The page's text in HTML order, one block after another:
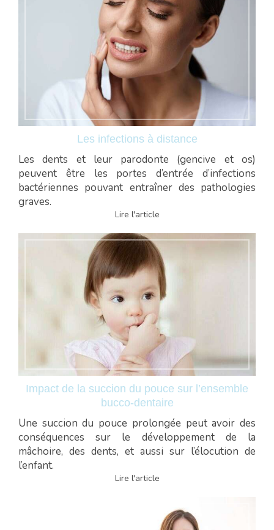
Les infections à distance
Les dents et leur parodonte (gencive et os)
peuvent être les portes d’entrée d’infections
bactériennes pouvant entraîner des pathologies
graves.
Lire l'article
Impact de la succion du pouce sur l’ensemble
bucco-dentaire
Une succion du pouce prolongée peut avoir des
conséquences sur le développement de la
mâchoire, des dents, et aussi sur l’élocution de
l’enfant.
Lire l'article